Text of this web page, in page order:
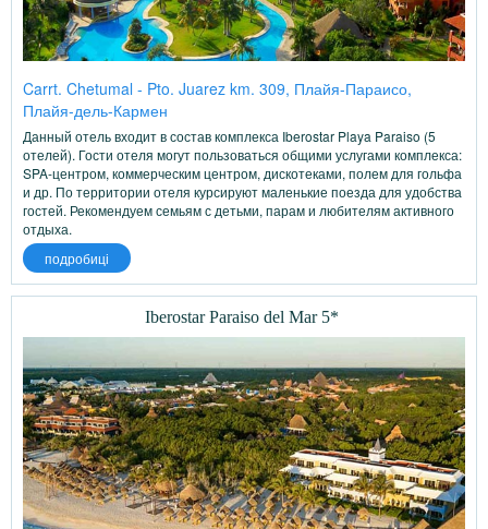
Carrt. Chetumal - Pto. Juarez km. 309, Плайя-Параисо,
Плайя-дель-Кармен
Данный отель входит в состав комплекса Iberostar Playa Paraiso (5
отелей). Гости отеля могут пользоваться общими услугами комплекса:
SPA-центром, коммерческим центром, дискотеками, полем для гольфа
и др. По территории отеля курсируют маленькие поезда для удобства
гостей. Рекомендуем семьям с детьми, парам и любителям активного
отдыха.
подробиці
Iberostar Paraiso del Mar 5*